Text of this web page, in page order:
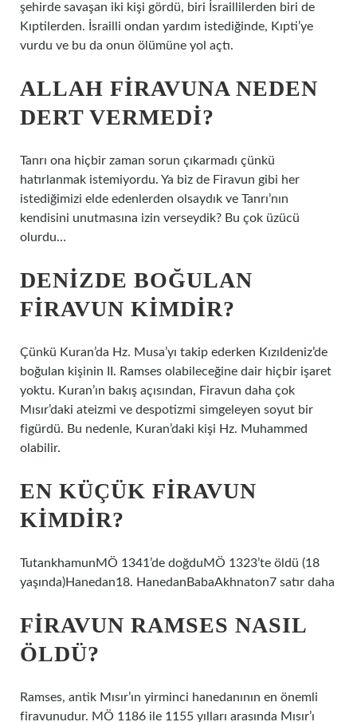
şehirde savaşan iki kişi gördü, biri İsraillilerden biri de
Kıptilerden. İsrailli ondan yardım istediğinde, Kıpti’ye
vurdu ve bu da onun ölümüne yol açtı.
ALLAH FIRAVUNA NEDEN
DERT VERMEDI?
Tanrı ona hiçbir zaman sorun çıkarmadı çünkü
hatırlanmak istemiyordu. Ya biz de Firavun gibi her
istediğimizi elde edenlerden olsaydık ve Tanrı’nın
kendisini unutmasına izin verseydik? Bu çok üzücü
olurdu…
DENIZDE BOĞULAN
FIRAVUN KIMDIR?
Çünkü Kuran’da Hz. Musa’yı takip ederken Kızıldeniz’de
boğulan kişinin II. Ramses olabileceğine dair hiçbir işaret
yoktu. Kuran’ın bakış açısından, Firavun daha çok
Mısır’daki ateizmi ve despotizmi simgeleyen soyut bir
figürdü. Bu nedenle, Kuran’daki kişi Hz. Muhammed
olabilir.
EN KÜÇÜK FIRAVUN
KIMDIR?
TutankhamunMÖ 1341’de doğduMÖ 1323’te öldü (18
yaşında)Hanedan18. HanedanBabaAkhnaton7 satır daha
FIRAVUN RAMSES NASIL
ÖLDÜ?
Ramses, antik Mısır’ın yirminci hanedanının en önemli
firavunudur. MÖ 1186 ile 1155 yılları arasında Mısır’ı